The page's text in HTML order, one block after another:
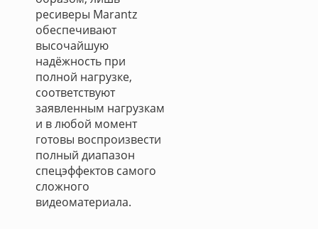
ресиверы Marantz
обеспечивают
высочайшую
надёжность при
полной нагрузке,
соответствуют
заявленным нагрузкам
и в любой момент
готовы воспроизвести
полный диапазон
спецэффектов самого
сложного
видеоматериала.